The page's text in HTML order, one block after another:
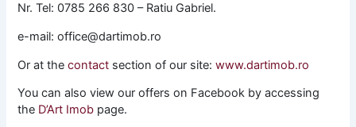
Nr. Tel: 0785 266 830 – Ratiu Gabriel.
e-mail: office@dartimob.ro
Or at thecontact section of our site:www.dartimob.ro
You can also view our offers on Facebook by accessing
the D’Art Imob page.